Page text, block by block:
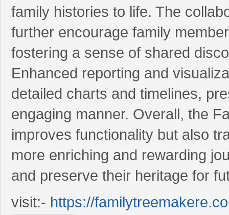
family histories to life. The
further encourage family
fostering a sense of shared
Enhanced reporting and
detailed charts and timelines,
engaging manner. Overall, the
improves functionality but also
more enriching and rewarding
and preserve their heritage for
visit:- https://